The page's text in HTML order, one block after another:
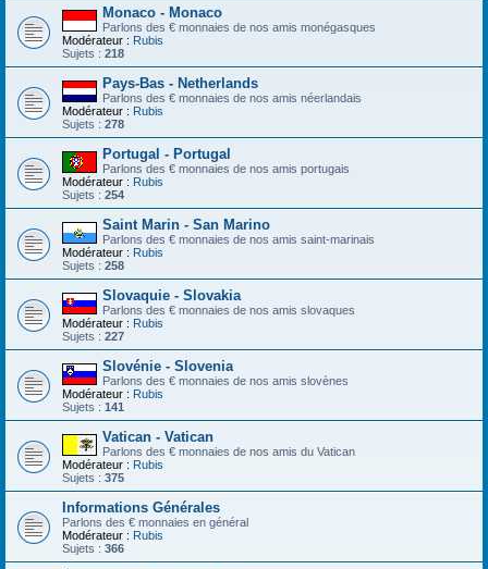
Monaco - Monaco
Parlons des € monnaies de nos amis monégasques
Modérateur : Rubis
Sujets : 218
Pays-Bas - Netherlands
Parlons des € monnaies de nos amis néerlandais
Modérateur : Rubis
Sujets : 278
Portugal - Portugal
Parlons des € monnaies de nos amis portugais
Modérateur : Rubis
Sujets : 254
Saint Marin - San Marino
Parlons des € monnaies de nos amis saint-marinais
Modérateur : Rubis
Sujets : 258
Slovaquie - Slovakia
Parlons des € monnaies de nos amis slovaques
Modérateur : Rubis
Sujets : 227
Slovénie - Slovenia
Parlons des € monnaies de nos amis slovènes
Modérateur : Rubis
Sujets : 141
Vatican - Vatican
Parlons des € monnaies de nos amis du Vatican
Modérateur : Rubis
Sujets : 375
Informations Générales
Parlons des € monnaies en général
Modérateur : Rubis
Sujets : 366